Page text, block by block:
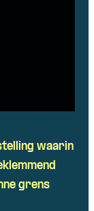
waarin
grens